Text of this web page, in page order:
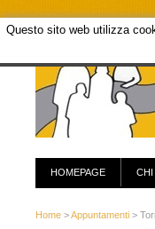
Questo sito web utilizza
HOMEPAGE CHI
Home >Appuntamenti >